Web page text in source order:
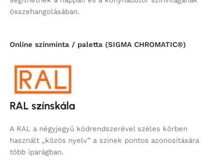
összehangolásában.
Online színminta / paletta (SIGMA CHROMATIC®)
RAL színskála
A RAL a négyjegyű kódrendszerével széles körben
használt „közös nyelv” a színek pontos azonosítására
több iparágban.